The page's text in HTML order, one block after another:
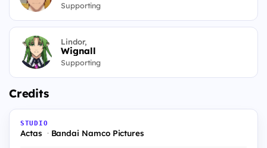
Supporting
Lindor,
Wignall
Supporting
Credits
STUDIO
Actas Bandai Namco Pictures